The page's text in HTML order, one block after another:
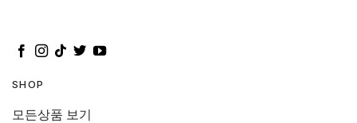
SHOP
모든상품 보기